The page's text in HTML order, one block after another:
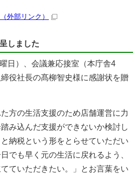
（外部リンク）
しました
日）、会議兼応接室（本庁舎4
役社長の髙柳智史様に感謝状を贈
方の生活支援のため店舗運営に力
み込んだ支援ができないか検討し
納税という形をとらせていただい
でも早く元の生活に戻れるよう、
ていただきたい。」とお言葉をい